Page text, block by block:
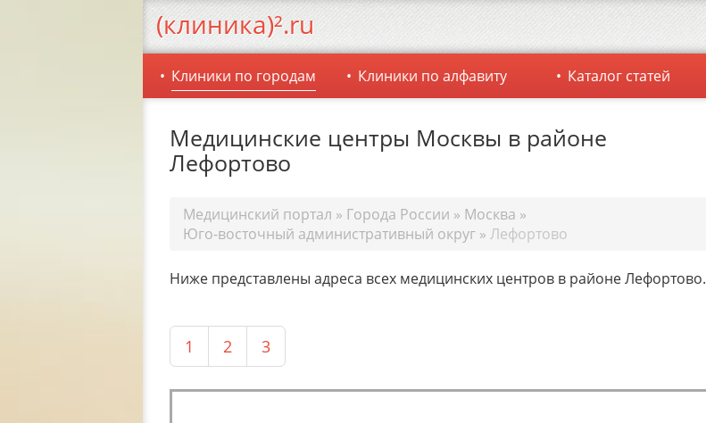
Медицинские центры Москвы в районе
Лефортово
Медицинский портал » Города России » Москва »
Юго-восточный административный округ » Лефортово
Ниже представлены адреса всех медицинских центров в районе Лефортово.
1 2 3
(клиника)².ru
Клиники по городам Клиники по алфавиту Каталог статей